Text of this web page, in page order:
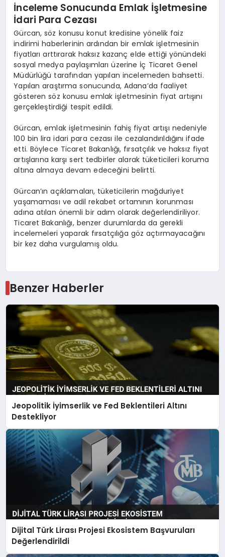
İnceleme Sonucunda Emlak İşletmesine
İdari Para Cezası
Gürcan, söz konusu konut kredisine yönelik faiz
indirimi haberlerinin ardından bir emlak işletmesinin
fiyatları arttırarak haksız kazanç elde ettiği yönündeki
sosyal medya paylaşımları üzerine İç Ticaret Genel
Müdürlüğü tarafından yapılan incelemeden bahsetti.
Yapılan araştırma sonucunda, Adana’da faaliyet
gösteren söz konusu emlak işletmesinin fiyat artışını
gerçekleştirdiği tespit edildi.
Gürcan, emlak işletmesinin fahiş fiyat artışı nedeniyle
100 bin lira idari para cezası ile cezalandırıldığını ifade
etti. Böylece Ticaret Bakanlığı, fırsatçılık ve haksız fiyat
artışlarına karşı sert tedbirler alarak tüketicileri koruma
altına almaya devam edeceğini belirtti.
Gürcan’ın açıklamaları, tüketicilerin mağduriyet
yaşamaması ve adil rekabet ortamının korunması
adına atılan önemli bir adım olarak değerlendiriliyor.
Ticaret Bakanlığı, benzer durumlarda da gerekli
incelemeleri yaparak fırsatçılığa göz açtırmayacağını
bir kez daha vurgulamış oldu.
Benzer Haberler
Jeopolitik İyimserlik ve Fed Beklentileri Altını
Destekliyor
Dijital Türk Lirası Projesi Ekosistem Başvuruları
Değerlendirildi